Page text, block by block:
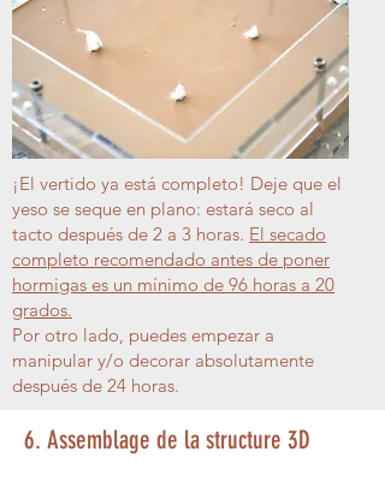
¡El vertido ya está completo! Deje que el
yeso se seque en plano: estará seco al
tacto después de 2 a 3 horas. El secado
completo recomendado antes de poner
hormigas es un mínimo de 96 horas a 20
grados.
Por otro lado, puedes empezar a
manipular y/o decorar absolutamente
después de 24 horas.
6. Assemblage de la structure 3D